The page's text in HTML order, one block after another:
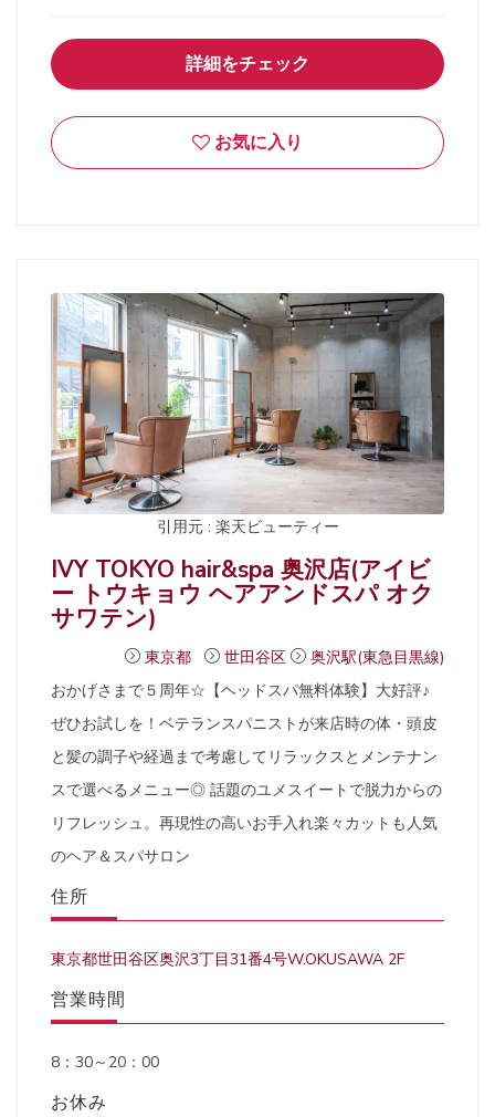
詳細をチェック
お気に入り
引用元 : 楽天ビューティー
IVY TOKYO hair&spa 奥沢店(アイビ
ー トウキョウ ヘアアンドスパ オク
サワテン)
東京都 世田谷区
奥沢駅(東急目黒線)
おかげさまで５周年☆【ヘッドスパ無料体験】大好評♪
ぜひお試しを！ベテランスパニストが来店時の体・頭皮
と髪の調子や経過まで考慮してリラックスとメンテナン
スで選べるメニュー◎ 話題のユメスイートで脱力からの
リフレッシュ。再現性の高いお手入れ楽々カットも人気
のヘア＆スパサロン
住所
東京都世田谷区奥沢3丁目31番4号W.OKUSAWA 2F
営業時間
8：30～20：00
お休み